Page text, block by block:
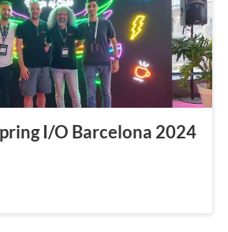
I/O Barcelona 2024